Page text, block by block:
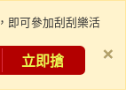
即可參加刮刮樂活
立即搶 ×